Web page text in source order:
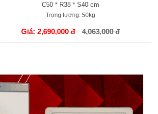
C50 * R38 * S40 cm
Trọng lượng:50kg
Giá: 2,690,000 đ 4,063,000 đ
GIỎ HÀNG